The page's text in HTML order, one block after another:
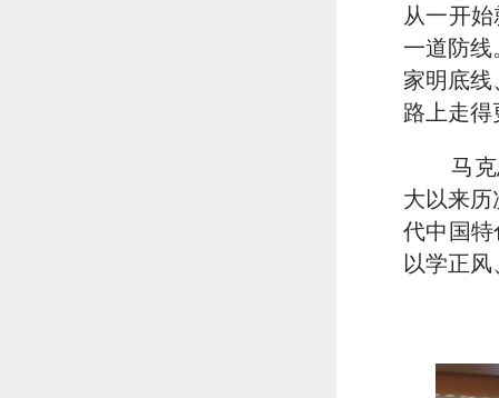
从一开
一道防
家明底
路上走
马
大以来
代中国
以学正